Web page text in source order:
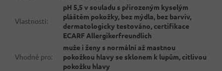
Vlastnosti:
pH 5,5 v souladu s přirozeným kyselým
pláštěm pokožky, bez mýdla, bez barviv,
dermatologicky testováno, certifikace
ECARF Allergikerfreundlich
Vhodné pro:
muže i ženy s normální až mastnou
pokožkou hlavy se sklonem k lupům, citlivou
pokožku hlavy